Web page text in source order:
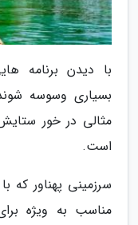
با دیدن برنامه
بسیاری وسوسه
مثالی در خور
است.
سرزمینی پهناور که
مناسب به ویژه